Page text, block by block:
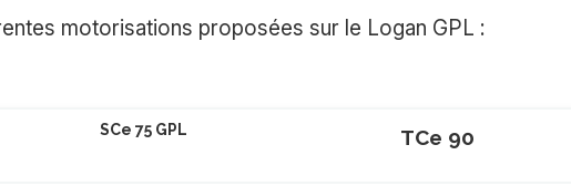
motorisations proposées sur le Logan GPL :
SCe 75 GPL TCe 90